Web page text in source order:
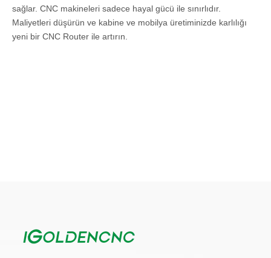
sağlar. CNC makineleri sadece hayal gücü ile sınırlıdır.
Maliyetleri düşürün ve kabine ve mobilya üretiminizde karlılığı
yeni bir CNC Router ile artırın.